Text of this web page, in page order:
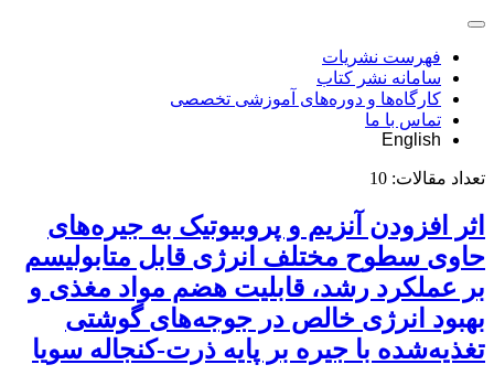
فهرست نشریات
سامانه نشر کتاب
کارگاه‌ها و دوره‌های آموزشی تخصصی
تماس با ما
English
تعداد مقالات: 10
اثر افزودن آنزیم و پروبیوتیک به جیره‌های
حاوی سطوح مختلف انرژی قابل متابولیسم
بر ‏عملکرد رشد، قابلیت هضم مواد مغذی و
بهبود انرژی خالص در جوجه‌های گوشتی
‏تغذیه‌شده با جیره بر پایه ذرت-کنجاله سویا